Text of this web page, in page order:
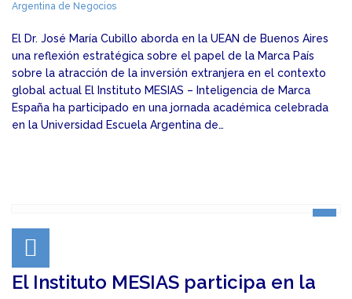
Argentina de Negocios
El Dr. José María Cubillo aborda en la UEAN de Buenos Aires
una reflexión estratégica sobre el papel de la Marca País
sobre la atracción de la inversión extranjera en el contexto
global actual El Instituto MESIAS – Inteligencia de Marca
España ha participado en una jornada académica celebrada
en la Universidad Escuela Argentina de…
El Instituto MESIAS participa en la